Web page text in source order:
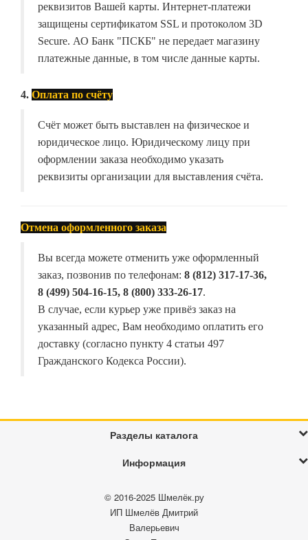
реквизитов Вашей карты. Интернет-платежи
защищены сертификатом SSL и протоколом 3D
Secure. АО Банк "ПСКБ" не передает магазину
платежные данные, в том числе данные карты.
4. Оплата по счёту
Счёт может быть выставлен на физическое и
юридическое лицо. Юридическому лицу при
оформлении заказа необходимо указать
реквизиты организации для выставления счёта.
Отмена оформленного заказа
Вы всегда можете отменить уже оформленный
заказ, позвонив по телефонам: 8 (812) 317-17-36,
8 (499) 504-16-15, 8 (800) 333-26-17.
В случае, если курьер уже привёз заказ на
указанный адрес, Вам необходимо оплатить его
доставку (согласно пункту 4 статьи 497
Гражданского Кодекса России).
Разделы каталога
Информация
© 2016-2025 Шмелёк.ру
ИП Шмелёв Дмитрий
Валерьевич